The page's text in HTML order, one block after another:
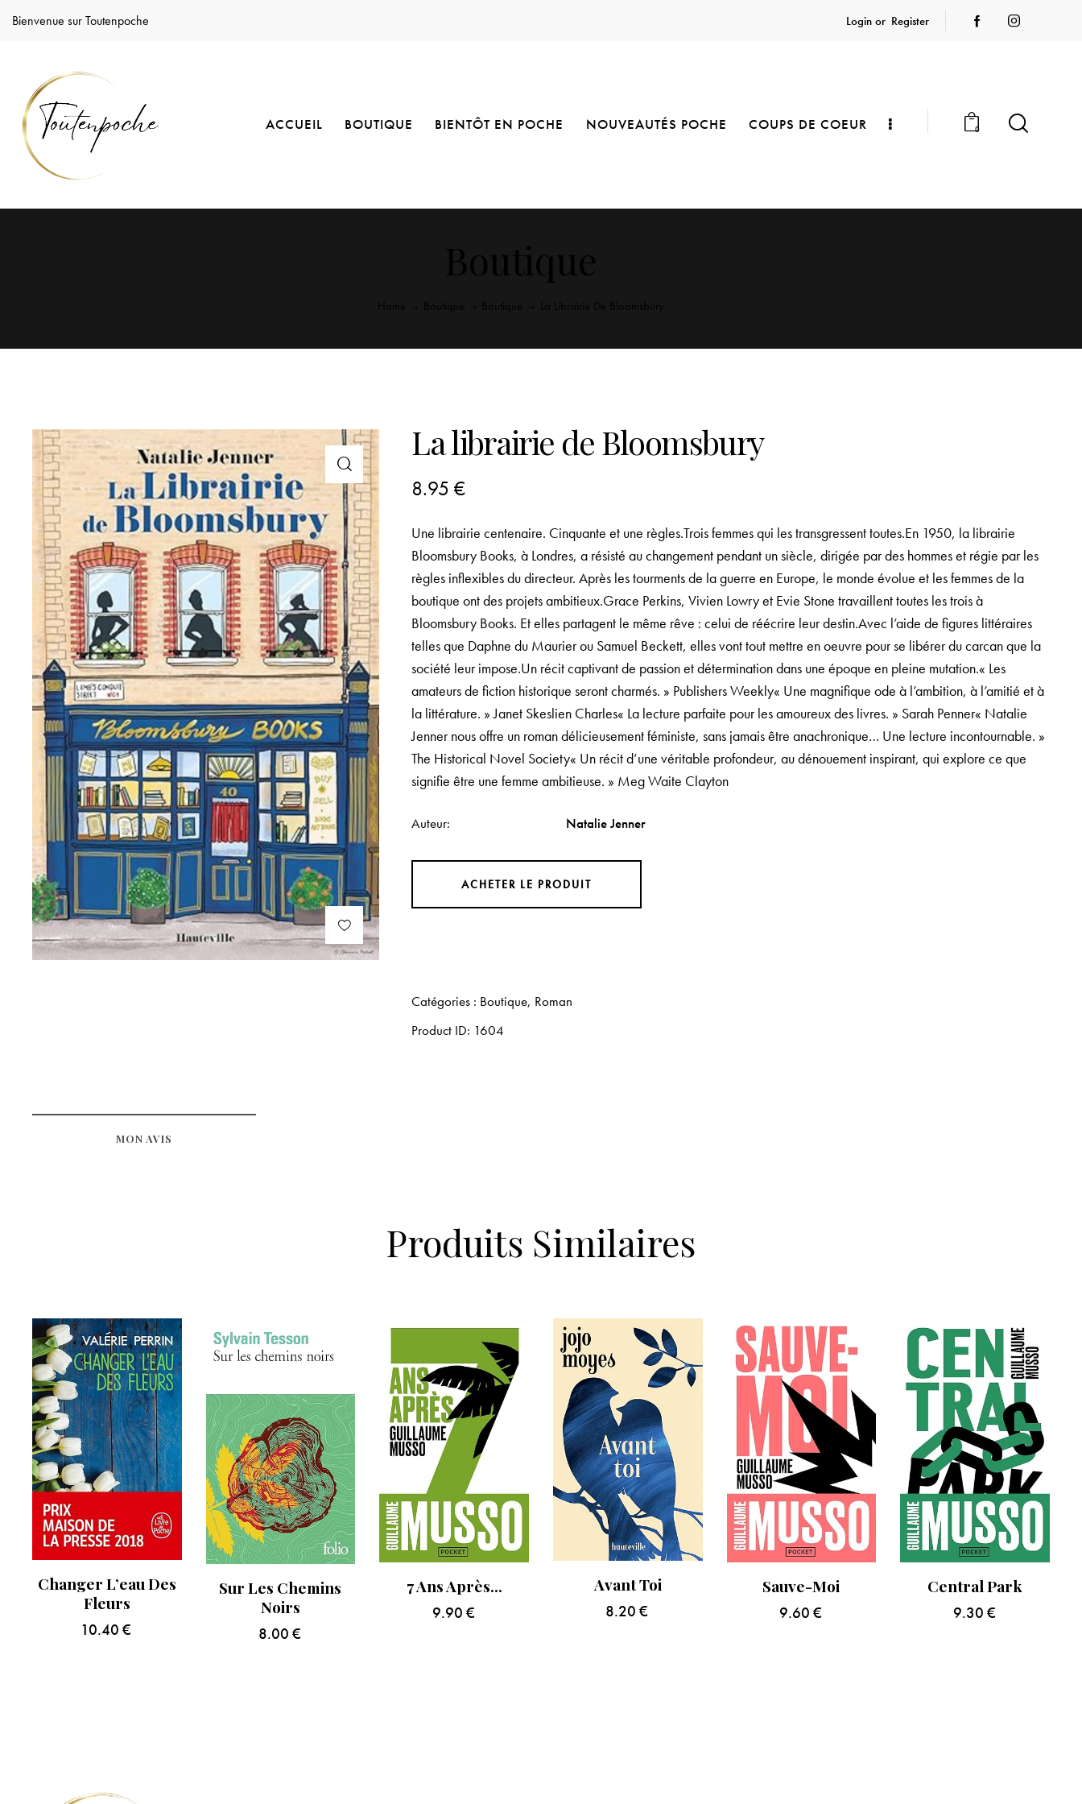
Bienvenue sur Toutenpoche Login or Register
ACCUEIL BOUTIQUE BIENTÔT EN POCHE NOUVEAUTÉS POCHE COUPS DE COEUR 0
La librairie de Bloomsbury
8.95€
Une librairie centenaire. Cinquante et une règles.Trois femmes qui les transgressent toutes.En 1950, la librairie
Bloomsbury Books, à Londres, a résisté au changement pendant un siècle, dirigée par des hommes et régie par les
règles inflexibles du directeur. Après les tourments de la guerre en Europe, le monde évolue et les femmes de la
boutique ont des projets ambitieux.Grace Perkins, Vivien Lowry et Evie Stone travaillent toutes les trois à
Bloomsbury Books. Et elles partagent le même rêve : celui de réécrire leur destin.Avec l’aide de figures littéraires
telles que Daphne du Maurier ou Samuel Beckett, elles vont tout mettre en oeuvre pour se libérer du carcan que la
société leur impose.Un récit captivant de passion et détermination dans une époque en pleine mutation.« Les
amateurs de fiction historique seront charmés. » Publishers Weekly« Une magnifique ode à l’ambition, à l’amitié et à
la littérature. » Janet Skeslien Charles« La lecture parfaite pour les amoureux des livres. » Sarah Penner« Natalie
Jenner nous offre un roman délicieusement féministe, sans jamais être anachronique… Une lecture incontournable. »
The Historical Novel Society« Un récit d’une véritable profondeur, au dénouement inspirant, qui explore ce que
signifie être une femme ambitieuse. » Meg Waite Clayton
Auteur Natalie Jenner
ACHETER LE PRODUIT
Catégories : Boutique, Roman
Product ID: 1604
MON AVIS
Produits Similaires
Changer L’eau Des
Fleurs
10.40€
Sur Les Chemins
Noirs
8.00 €
7 Ans Après…
9.90 €
Avant Toi
8.20€
Sauve-Moi
9.60 €
Central Park
9.30 €